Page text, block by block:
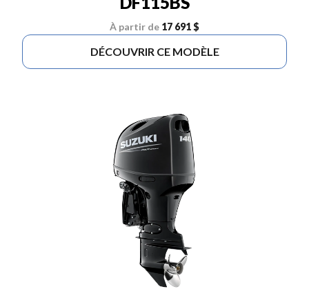
À partir de 17 691 $
DÉCOUVRIR CE MODÈLE